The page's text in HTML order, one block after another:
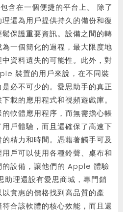
含在一個便捷的平台上。 除了
還為用戶提供持久的備份和復
保護重要資訊。設備之間的轉
一個簡化的過程，最大限度地
資料遺失的可能性。此外，對
裝置的用戶來說，在不同裝
必不可少的。愛思助手的真正
載的應用程式和視頻遊戲庫。
軟體應用程序，而無需擔心帳
戶體驗，而且還確保了高速下
精力和時間。憑藉著觸手可及
戶可以使用各種鈴聲、桌布和
的設備，讓他們的 Apple 體驗
助理還設有愛思商城，專門銷
實惠的價格找到高品質的產
合該軟體的核心效能，而且還